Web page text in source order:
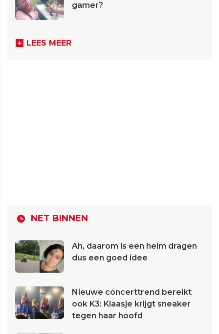
gamer?
LEES MEER
NET BINNEN
Ah, daarom is een helm dragen
dus een goed idee
Nieuwe concerttrend bereikt
ook K3: Klaasje krijgt sneaker
tegen haar hoofd